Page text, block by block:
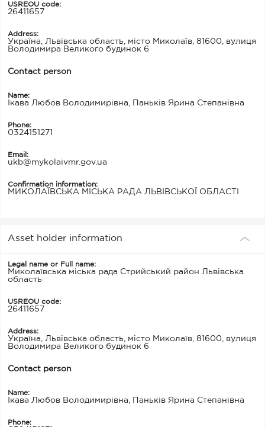
USREOU code:
26411657
Address:
Україна, Львівська область, місто Миколаїв, 81600, вулиця
Володимира Великого будинок 6
Contact person
Name:
Ікава Любов Володимирівна, Паньків Ярина Степанівна
Phone:
0324151271
Email:
ukb@mykolaivmr.gov.ua
Confirmation information:
МИКОЛАЇВСЬКА МІСЬКА РАДА ЛЬВІВСЬКОЇ ОБЛАСТІ
Asset holder information
Legal name or Full name:
Миколаївська міська рада Стрийський район Львівська
область
USREOU code:
26411657
Address:
Україна, Львівська область, місто Миколаїв, 81600, вулиця
Володимира Великого будинок 6
Contact person
Name:
Ікава Любов Володимирівна, Паньків Ярина Степанівна
Phone: